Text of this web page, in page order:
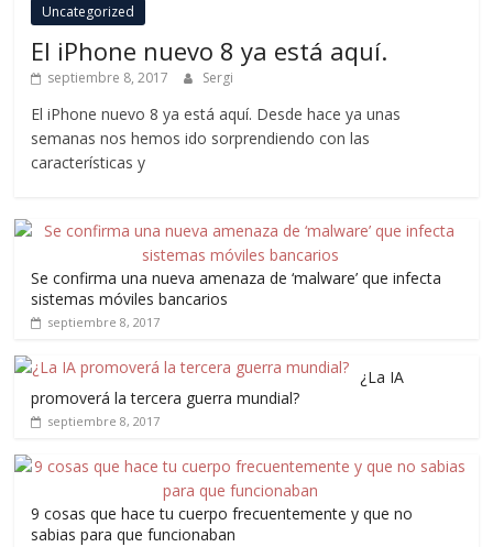
Uncategorized
El iPhone nuevo 8 ya está aquí.
septiembre 8, 2017 Sergi
El iPhone nuevo 8 ya está aquí. Desde hace ya unas
semanas nos hemos ido sorprendiendo con las
características y
Se confirma una nueva amenaza de ‘malware’ que infecta
sistemas móviles bancarios
septiembre 8, 2017
¿La IA
promoverá la tercera guerra mundial?
septiembre 8, 2017
9 cosas que hace tu cuerpo frecuentemente y que no
sabias para que funcionaban